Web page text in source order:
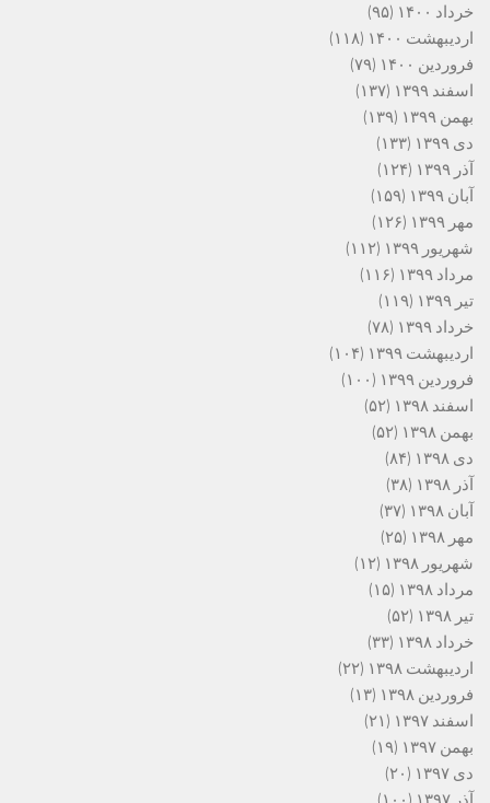
خرداد ۱۴۰۰
(۹۵)
اردیبهشت ۱۴۰۰
(۱۱۸)
فروردین ۱۴۰۰
(۷۹)
اسفند ۱۳۹۹
(۱۳۷)
بهمن ۱۳۹۹
(۱۳۹)
دی ۱۳۹۹
(۱۳۳)
آذر ۱۳۹۹
(۱۲۴)
آبان ۱۳۹۹
(۱۵۹)
مهر ۱۳۹۹
(۱۲۶)
شهریور ۱۳۹۹
(۱۱۲)
مرداد ۱۳۹۹
(۱۱۶)
تیر ۱۳۹۹
(۱۱۹)
خرداد ۱۳۹۹
(۷۸)
اردیبهشت ۱۳۹۹
(۱۰۴)
فروردین ۱۳۹۹
(۱۰۰)
اسفند ۱۳۹۸
(۵۲)
بهمن ۱۳۹۸
(۵۲)
دی ۱۳۹۸
(۸۴)
آذر ۱۳۹۸
(۳۸)
آبان ۱۳۹۸
(۳۷)
مهر ۱۳۹۸
(۲۵)
شهریور ۱۳۹۸
(۱۲)
مرداد ۱۳۹۸
(۱۵)
تیر ۱۳۹۸
(۵۲)
خرداد ۱۳۹۸
(۳۳)
اردیبهشت ۱۳۹۸
(۲۲)
فروردین ۱۳۹۸
(۱۳)
اسفند ۱۳۹۷
(۲۱)
بهمن ۱۳۹۷
(۱۹)
دی ۱۳۹۷
(۲۰)